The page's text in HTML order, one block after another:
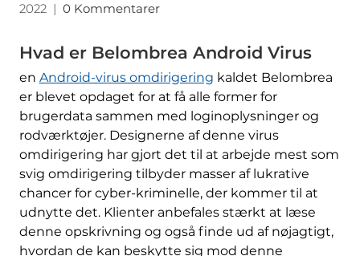
2022| 0 Kommentarer
Hvad er Belombrea Android Virus
en Android-virus omdirigering kaldet Belombrea
er blevet opdaget for at få alle former for
brugerdata sammen med loginoplysninger og
rodværktøjer. Designerne af denne virus
omdirigering har gjort det til at arbejde mest som
svig omdirigering tilbyder masser af lukrative
chancer for cyber-kriminelle, der kommer til at
udnytte det. Klienter anbefales stærkt at læse
denne opskrivning og også finde ud af nøjagtigt,
hvordan de kan beskytte sig mod denne